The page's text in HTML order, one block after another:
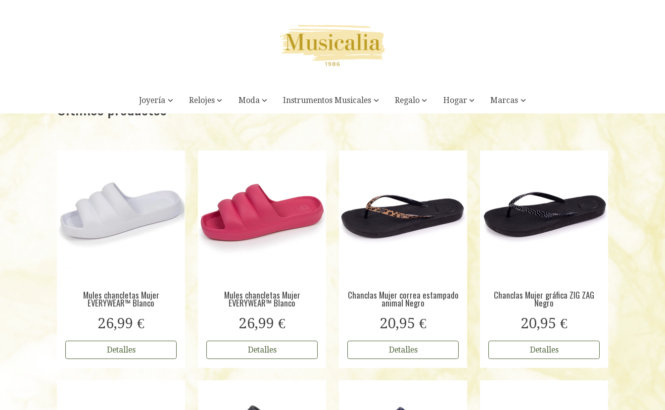
Joyería Relojes Moda Instrumentos Musicales Regalo Hogar Marcas
Últimos productos
Mules chancletas Mujer
EVERYWEAR™ Blanco
26,99 €
Detalles
Mules chancletas Mujer
EVERYWEAR™ Blanco
26,99 €
Detalles
Chanclas Mujer correa estampado
animal Negro
20,95 €
Detalles
Chanclas Mujer gráfica ZIG ZAG
Negro
20,95 €
Detalles